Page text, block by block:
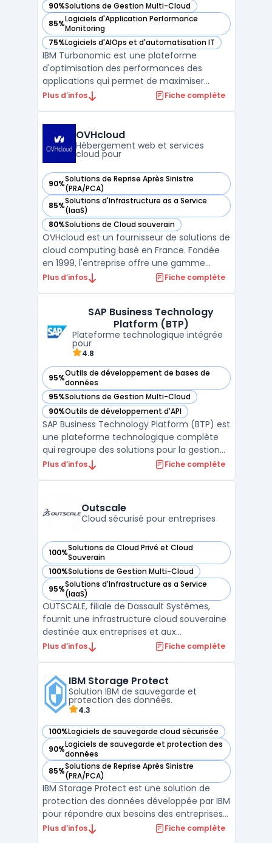
90%Solutions de Gestion Multi-Cloud
— voir IBM Turbonomic dans cette catégorie
85%Logiciels d'Application Performance
Monitoring
— voir IBM Turbonomic dans cette catégorie
75%Logiciels d'AIOps et d'automatisation IT
— voir IBM Turbonomic dans cette catégorie
IBM Turbonomic est une plateforme
d'optimisation des performances des
applications qui permet de maximiser
l'efficacité des ressources en automatisant
infrastructures, Turbonomic prend des
mesures automatisées pour équilibre ...
Plus d’infos Fiche complète
OVHcloud
Hébergement web et services
cloud pour
90%Solutions de Reprise Après Sinistre
(PRA/PCA)
— voir OVHcloud dans cette catégorie
85%Solutions d'Infrastructure as a Service
(IaaS)
— voir OVHcloud dans cette catégorie
80%Solutions de Cloud souverain
— voir OVHcloud dans cette catégorie
OVHcloud est un fournisseur de solutions de
cloud computing basé en France. Fondée
en 1999, l'entreprise offre une gamme
complète de services cloud, y compris des
gestion de projets. La plateforme cloud
d'OVHcloud est co ...
Plus d’infos Fiche complète
SAP Business Technology
Platform (BTP)
Plateforme technologique intégrée
pour
4.8
95%Outils de développement de bases de
données
— voir SAP Business Technology Platform (BTP) dans cette
95%Solutions de Gestion Multi-Cloud
— voir SAP Business Technology Platform (BTP) dans cette
90%Outils de développement d'API
— voir SAP Business Technology Platform (BTP) dans cette
SAP Business Technology Platform (BTP) est
une plateforme technologique complète
qui regroupe des solutions pour la gestion
des données, l'intégration des systèmes, le
entreprises de connecter leurs systèmes
métiers, d’auto ...
Plus d’infos Fiche complète
Outscale
Cloud sécurisé pour entreprises
100%Solutions de Cloud Privé et Cloud
Souverain
— voir Outscale dans cette catégorie
100%Solutions de Gestion Multi-Cloud
— voir Outscale dans cette catégorie
95%Solutions d'Infrastructure as a Service
(IaaS)
— voir Outscale dans cette catégorie
OUTSCALE, filiale de Dassault Systèmes,
fournit une infrastructure cloud souveraine
destinée aux entreprises et aux
organisations publiques. Sa plateforme
données en conformité avec le RGPD.
L’ensemble des services propos ...
Plus d’infos Fiche complète
IBM Storage Protect
Solution IBM de sauvegarde et
protection des données.
4.3
100%Logiciels de sauvegarde cloud sécurisée
— voir IBM Storage Protect dans cette catégorie
90%Logiciels de sauvegarde et protection des
données
— voir IBM Storage Protect dans cette catégorie
85%Solutions de Reprise Après Sinistre
(PRA/PCA)
— voir IBM Storage Protect dans cette catégorie
IBM Storage Protect est une solution de
protection des données développée par IBM
pour répondre aux besoins des entreprises
en matière de sauvegarde, de récupération
Plus d’infos Fiche complète